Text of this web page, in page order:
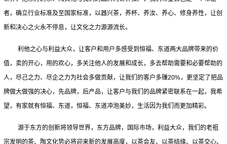
者，确立行业标准及至国家标准，以器兴茶，养杯、养汝、养心、修身养性，让创
新和决心之火永不停息，让文化之力源源流长。
利他之心与利益大众，让客户和用户多感受到恒福、东道两大品牌带来的价
值，卖的开心，用的欢心，多关注他人的发展和成长，多去帮助需要和必要帮助的
人，尽己之力、尽企之力为社会多做贡献，让我们的客户多赚20%，更坚定了把品
牌做大做强的决心，先品牌，后产品，让客户与我们的品牌紧密联系在一起，我希
望，有家就有恒福、东道，恒福、东道冲泡美妙，生活因为我们而更加精彩。
源于东方的创新将领导世界，东方品牌，国际市场，利益大众，我们的老祖
宗发明的茶、陶文化势必将迎来新的发展高度，以茶会友、以茶结缘、以茶交心、